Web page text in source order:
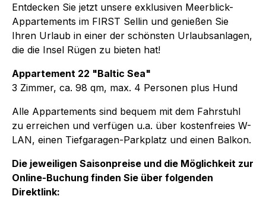
Entdecken Sie jetzt unsere exklusiven Meerblick-
Appartements im FIRST Sellin und genießen Sie
Ihren Urlaub in einer der schönsten Urlaubsanlagen,
die die Insel Rügen zu bieten hat!
Appartement 22 "Baltic Sea"
3 Zimmer, ca. 98 qm, max. 4 Personen plus Hund
Alle Appartements sind bequem mit dem Fahrstuhl
zu erreichen und verfügen u.a. über kostenfreies W-
LAN, einen Tiefgaragen-Parkplatz und einen Balkon.
Die jeweiligen Saisonpreise und die Möglichkeit zur
Online-Buchung finden Sie über folgenden
Direktlink: